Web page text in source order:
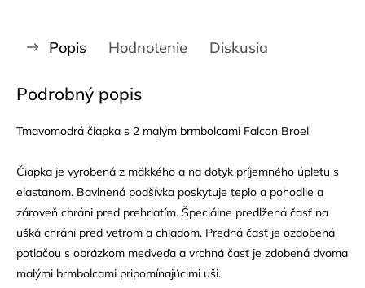
Popis Hodnotenie Diskusia
Podrobný popis
Tmavomodrá čiapka s 2 malým brmbolcami Falcon Broel
Čiapka je vyrobená z mäkkého a na dotyk príjemného úpletu s
elastanom. Bavlnená podšívka poskytuje teplo a pohodlie a
zároveň chráni pred prehriatím. Špeciálne predlžená časť na
ušká chráni pred vetrom a chladom. Predná časť je ozdobená
potlačou s obrázkom medveďa a vrchná časť je zdobená dvoma
malými brmbolcami pripomínajúcimi uši.